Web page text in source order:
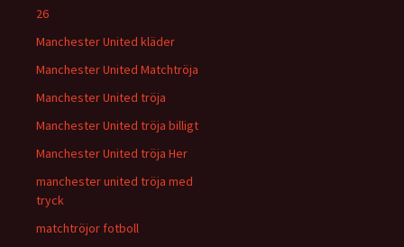
26
Manchester United kläder
Manchester United Matchtröja
Manchester United tröja
Manchester United tröja billigt
Manchester United tröja Her
manchester united tröja med
tryck
matchtröjor fotboll